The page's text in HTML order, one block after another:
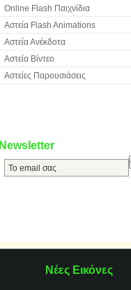
Online Flash Παιχνίδια
Αστεία Flash Animations
Αστεία Ανέκδοτα
Αστεία Βίντεο
Αστείες Παρουσιάσεις
Newsletter
Νέες Εικόνες